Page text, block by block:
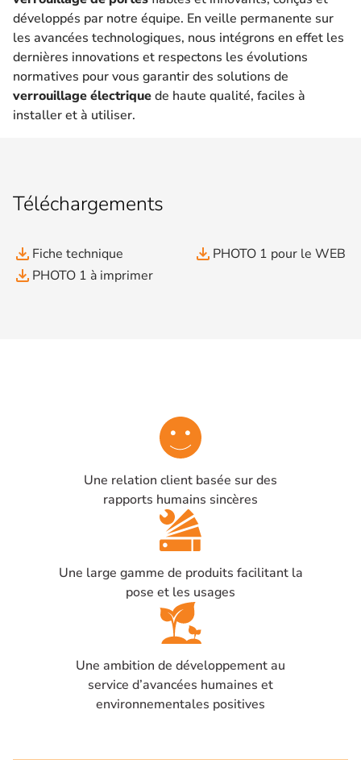
développés par notre équipe. En veille permanente sur
les avancées technologiques, nous intégrons en effet les
dernières innovations et respectons les évolutions
normatives pour vous garantir des solutions de
verrouillage électriquede haute qualité, faciles à
installer et à utiliser.
Téléchargements
file_download Fiche technique
file_download PHOTO 1 à imprimer
file_download PHOTO 1 pour le WEB
Une relation client basée sur des
rapports humains sincères
Une large gamme de produits facilitant la
pose et les usages
Une ambition de développement au
service d’avancées humaines et
environnementales positives